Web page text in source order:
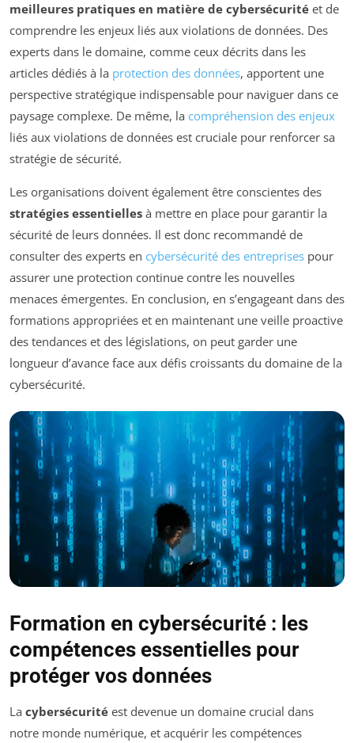
meilleures pratiques en matière de cybersécurité et de
comprendre les enjeux liés aux violations de données. Des
experts dans le domaine, comme ceux décrits dans les
articles dédiés à la protection des données, apportent une
perspective stratégique indispensable pour naviguer dans ce
paysage complexe. De même, la compréhension des enjeux
liés aux violations de données est cruciale pour renforcer sa
stratégie de sécurité.
Les organisations doivent également être conscientes des
stratégies essentielles à mettre en place pour garantir la
sécurité de leurs données. Il est donc recommandé de
consulter des experts en cybersécurité des entreprises pour
assurer une protection continue contre les nouvelles
menaces émergentes. En conclusion, en s’engageant dans des
formations appropriées et en maintenant une veille proactive
des tendances et des législations, on peut garder une
longueur d’avance face aux défis croissants du domaine de la
cybersécurité.
Formation en cybersécurité : les
compétences essentielles pour
protéger vos données
La cybersécurité est devenue un domaine crucial dans
notre monde numérique, et acquérir les compétences